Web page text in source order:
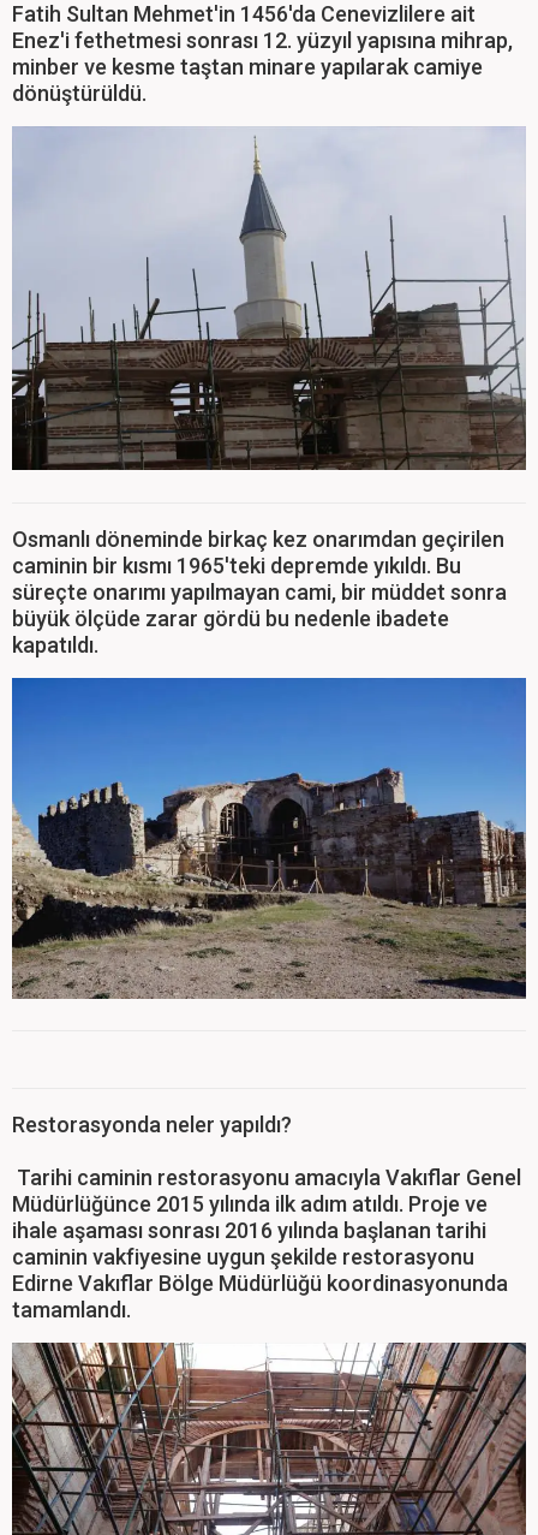
Fatih Sultan Mehmet'in 1456'da Cenevizlilere ait
Enez'i fethetmesi sonrası 12. yüzyıl yapısına mihrap,
minber ve kesme taştan minare yapılarak camiye
dönüştürüldü.
Osmanlı döneminde birkaç kez onarımdan geçirilen
caminin bir kısmı 1965'teki depremde yıkıldı. Bu
süreçte onarımı yapılmayan cami, bir müddet sonra
büyük ölçüde zarar gördü bu nedenle ibadete
kapatıldı.
Restorasyonda neler yapıldı?
Tarihi caminin restorasyonu amacıyla Vakıflar Genel
Müdürlüğünce 2015 yılında ilk adım atıldı. Proje ve
ihale aşaması sonrası 2016 yılında başlanan tarihi
caminin vakfiyesine uygun şekilde restorasyonu
Edirne Vakıflar Bölge Müdürlüğü koordinasyonunda
tamamlandı.